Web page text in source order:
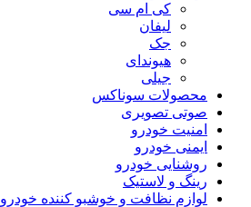
کی ام سی
لیفان
جک
هیوندای
جیلی
محصولات سوناکس
صوتی تصویری
امنیت خودرو
ایمنی خودرو
روشنایی خودرو
رینگ و لاستیک
لوازم نظافت و خوشبو کننده خودرو